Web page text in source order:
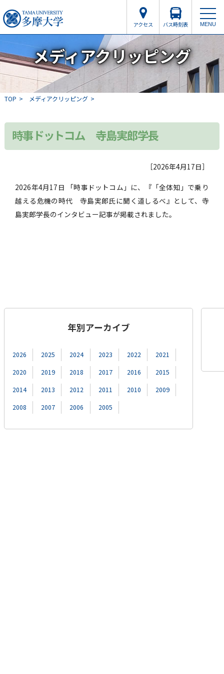
アクセス バス時刻表 MENU
メディアクリッピング
TOP メディアクリッピング
時事ドットコム 寺島実郎学長
［2026年4月17日］
2026年4月17日 「時事ドットコム」に、『「全体知」で乗り
越える危機の時代 寺島実郎氏に聞く道しるべ』として、寺
島実郎学長のインタビュー記事が掲載されました。
年別アーカイブ
2026 2025 2024 2023 2022
2021
2020
2019 2018 2017 2016
2015
2014
2013 2012 2011 2010
2009
2008
2007 2006 2005